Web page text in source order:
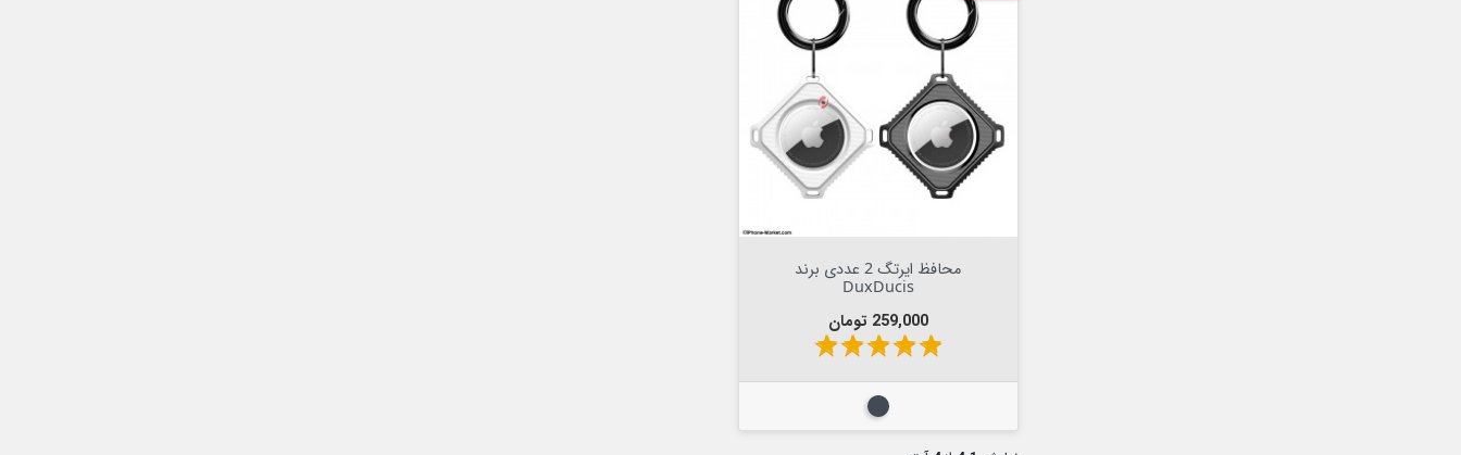
محافظ ایرتگ 2 عددی برند
DuxDucis
قیمت
259,000 تومان
star
star
star
star
star
مشکی